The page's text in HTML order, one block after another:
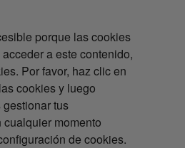
porque las cookies
a este contenido,
Por favor, haz clic en
cookies y luego
tus
momento
de cookies.